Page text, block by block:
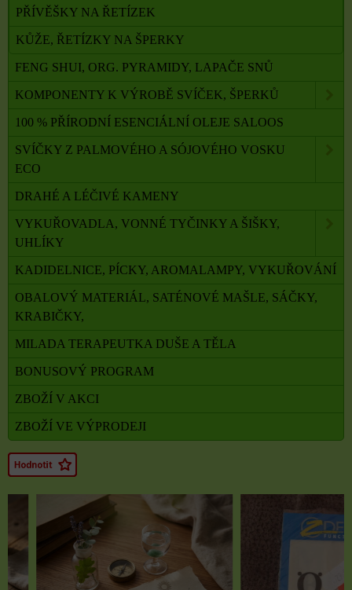
PŘÍVĚŠKY NA ŘETÍZEK
KŮŽE, ŘETÍZKY NA ŠPERKY
FENG SHUI, ORG. PYRAMIDY, LAPAČE SNŮ
KOMPONENTY K VÝROBĚ SVÍČEK, ŠPERKŮ
100 % PŘÍRODNÍ ESENCIÁLNÍ OLEJE SALOOS
SVÍČKY Z PALMOVÉHO A SÓJOVÉHO VOSKU
ECO
DRAHÉ A LÉČIVÉ KAMENY
VYKUŘOVADLA, VONNÉ TYČINKY A ŠIŠKY,
UHLÍKY
KADIDELNICE, PÍCKY, AROMALAMPY, VYKUŘOVÁNÍ
OBALOVÝ MATERIÁL, SATÉNOVÉ MAŠLE, SÁČKY,
KRABIČKY,
MILADA TERAPEUTKA DUŠE A TĚLA
BONUSOVÝ PROGRAM
ZBOŽÍ V AKCI
ZBOŽÍ VE VÝPRODEJI